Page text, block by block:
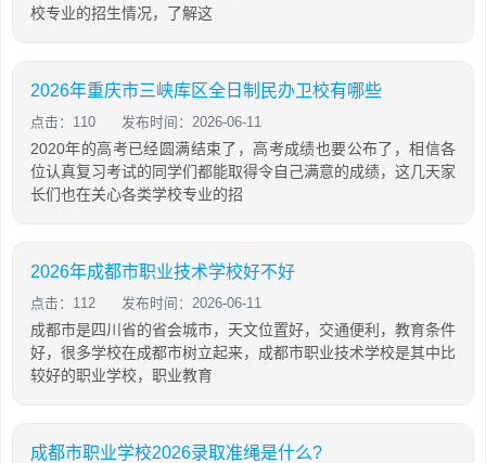
校专业的招生情况，了解这
2026年重庆市三峡库区全日制民办卫校有哪些
点击：110 发布时间：2026-06-11
2020年的高考已经圆满结束了，高考成绩也要公布了，相信各
位认真复习考试的同学们都能取得令自己满意的成绩，这几天家
长们也在关心各类学校专业的招
2026年成都市职业技术学校好不好
点击：112 发布时间：2026-06-11
成都市是四川省的省会城市，天文位置好，交通便利，教育条件
好，很多学校在成都市树立起来，成都市职业技术学校是其中比
较好的职业学校，职业教育
成都市职业学校2026录取准绳是什么?